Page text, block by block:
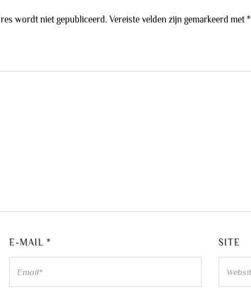
wordt niet gepubliceerd. Vereiste velden zijn gemarkeerd met*
E-MAIL* SITE